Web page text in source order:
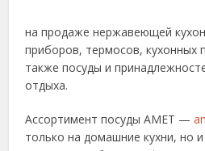
на продаже нержавеющей
приборов, термосов, кухонных
также посуды и
отдыха.
Ассортимент посуды АМЕТ —
только на домашние кухни, но